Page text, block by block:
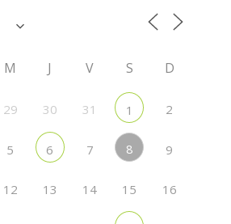
M J V S D
29 30 31 1 2
5 6 7 8 9
12 13 14 15 16